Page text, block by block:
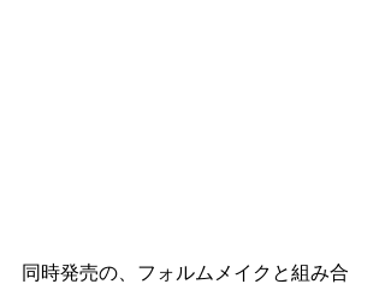
同時発売の、フォルムメイクと組み合